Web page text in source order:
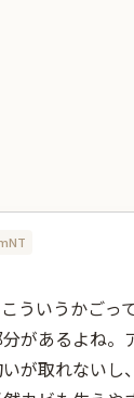
ういうかごっ
があるよね。
が取れないし